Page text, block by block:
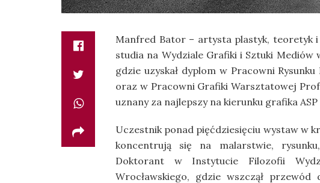
Manfred Bator – artysta plastyk, teoretyk i
studia na Wydziale Grafiki i Sztuki Mediów
gdzie uzyskał dyplom w Pracowni
oraz w Pracowni Grafiki Warsztatowej
uznany za najlepszy na kierunku grafika ASP
Uczestnik ponad pięćdziesięciu wystaw w
koncentrują się na malarstwie,
Doktorant w Instytucie Filozofii
Wrocławskiego, gdzie wszczął